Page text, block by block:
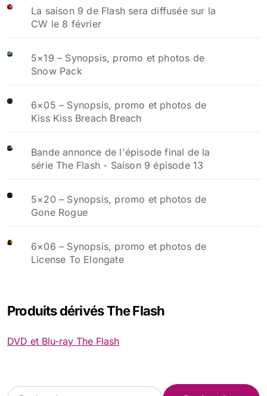
La saison 9 de Flash sera diffusée sur la
CW le 8 février
5×19 – Synopsis, promo et photos de
Snow Pack
6×05 – Synopsis, promo et photos de
Kiss Kiss Breach Breach
Bande annonce de l'épisode final de la
série The Flash - Saison 9 épisode 13
5×20 – Synopsis, promo et photos de
Gone Rogue
6×06 – Synopsis, promo et photos de
License To Elongate
Produits dérivés The Flash
DVD et Blu-ray The Flash
R